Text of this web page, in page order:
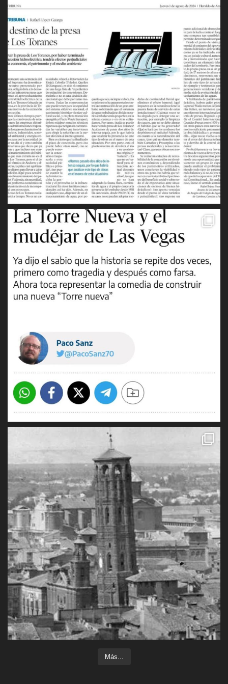
Más...